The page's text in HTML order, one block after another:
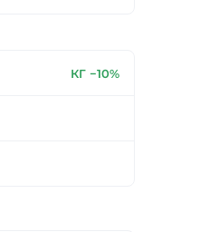
КГ −10%